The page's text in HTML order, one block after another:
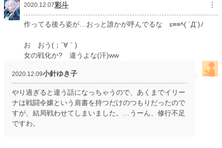
2020.12.07彩斗 ︙
作ってる後ろ姿が…おっと誰かが呼んでるな ε≡≡ﾍ( ´Д`)ﾉ
お おう(；´∀｀)
女の戦化か? 違うよな(汗)ww
2020.12.09小針ゆき子
やり過ぎると違う話になっちゃうので、あくまでイリー
ナは戦闘令嬢という肩書を持つだけのつもりだったので
すが、結局戦わせてしまいました。…うーん、修行不足
ですわ。